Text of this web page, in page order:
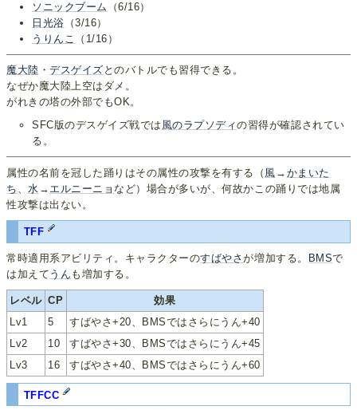
ソニックブーム
（6/16）
日光浴 （3/16）
うりんこ
（1/16）
魔大陸 ・デスゲイズ とのバトルでも習得できる。
なぜか魔大陸上空はダメ。
がれきの塔の外部でもOK。
SFC版のデスゲイズ戦では 風のラプソディの習得が確認されてい
る。
属性の名前を冠した踊りはその属性の攻撃を有する（ 風 → かまいた
ち
水 → エルニーニョ など）場合が多いが、何故かこの踊りでは地属
性攻撃は出ない。
TFF
常時適用系アビリティ。キャラクターのすばやさが増加する。 BMSで
は加えて うん も増加する。
レベル CP
効果
Lv1
5
すばやさ+20、BMSではさらにうん+40
Lv2
10
すばやさ+30、BMSではさらにうん+45
Lv3
16 すばやさ+40、BMSではさらにうん+60
TFFCC